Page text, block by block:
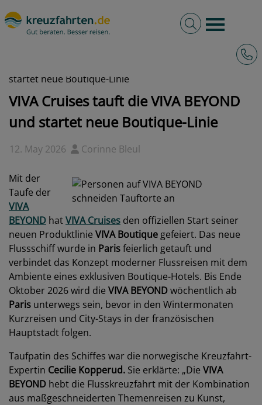
Burger
Volltextsuche
startet neue Boutique-Linie
VIVA Cruises tauft die VIVA BEYOND
und startet neue Boutique-Linie
12. May 2026 Corinne Bleul
Mit der
Taufe der
VIVA
BEYOND hatVIVA Cruises den offiziellen Start seiner
neuen Produktlinie VIVA Boutique gefeiert. Das neue
Flussschiff wurde in Parisfeierlich getauft und
verbindet das Konzept moderner Flussreisen mit dem
Ambiente eines exklusiven Boutique-Hotels. Bis Ende
Oktober 2026 wird die VIVA BEYONDwöchentlich ab
Paris unterwegs sein, bevor in den Wintermonaten
Kurzreisen und City-Stays in der französischen
Hauptstadt folgen.
Taufpatin des Schiffes war die norwegische Kreuzfahrt-
Expertin Cecilie Kopperud. Sie erklärte: „Die VIVA
BEYOND hebt die Flusskreuzfahrt mit der Kombination
aus maßgeschneiderten Themenreisen zu Kunst,